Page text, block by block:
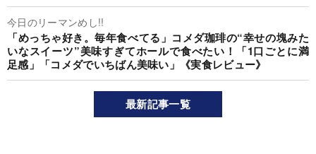
今日のリーマンめし!!
「めっちゃ好き。毎年食べてる」コメダ珈琲の“幸せの塊みた
いなスイーツ”美味すぎてホールで食べたい！「1口ごとに満
足感」「コメダでいちばん美味い」《実食レビュー》
最新記事一覧